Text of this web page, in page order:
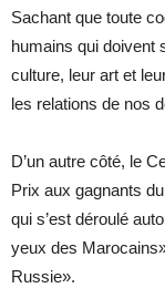
Sachant que toute
humains qui doivent
culture, leur art et
les relations de nos
D’un autre côté, le
Prix aux gagnants
qui s’est déroulé
yeux des
Russie».